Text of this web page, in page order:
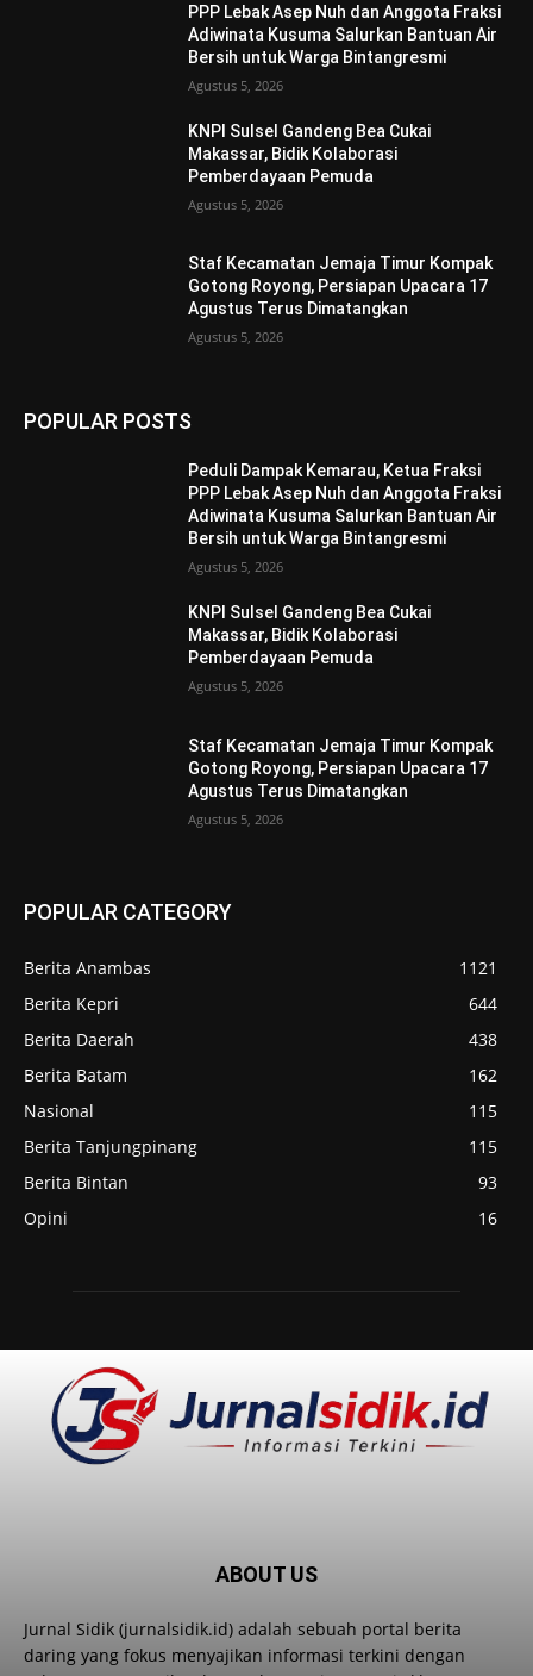
PPP Lebak Asep Nuh dan Anggota Fraksi
Adiwinata Kusuma Salurkan Bantuan Air
Bersih untuk Warga Bintangresmi
Agustus 5, 2026
KNPI Sulsel Gandeng Bea Cukai
Makassar, Bidik Kolaborasi
Pemberdayaan Pemuda
Agustus 5, 2026
Staf Kecamatan Jemaja Timur Kompak
Gotong Royong, Persiapan Upacara 17
Agustus Terus Dimatangkan ‎
Agustus 5, 2026
POPULAR POSTS
Peduli Dampak Kemarau, Ketua Fraksi
PPP Lebak Asep Nuh dan Anggota Fraksi
Adiwinata Kusuma Salurkan Bantuan Air
Bersih untuk Warga Bintangresmi
Agustus 5, 2026
KNPI Sulsel Gandeng Bea Cukai
Makassar, Bidik Kolaborasi
Pemberdayaan Pemuda
Agustus 5, 2026
Staf Kecamatan Jemaja Timur Kompak
Gotong Royong, Persiapan Upacara 17
Agustus Terus Dimatangkan ‎
Agustus 5, 2026
POPULAR CATEGORY
Berita Anambas
1121
Berita Kepri
644
Berita Daerah
438
Berita Batam
162
Nasional
115
Berita Tanjungpinang
115
Berita Bintan
93
Opini
16
ABOUT US
Jurnal Sidik (jurnalsidik.id) adalah sebuah portal berita
daring yang fokus menyajikan informasi terkini dengan